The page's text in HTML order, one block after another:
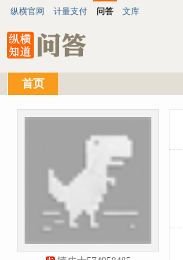
纵横官网 计量支付 问答 文库
首页